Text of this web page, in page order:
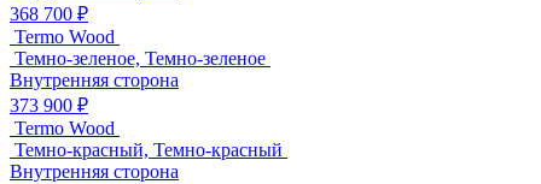
368 700 ₽
Termo Wood
Темно-зеленое, Темно-зеленое
Внутренняя сторона
373 900 ₽
Termo Wood
Темно-красный, Темно-красный
Внутренняя сторона